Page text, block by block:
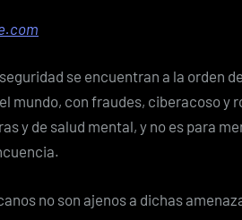
se encuentran a la orden
mundo, con fraudes, ciberacoso y
y de salud mental, y no es para
no son ajenos a dichas